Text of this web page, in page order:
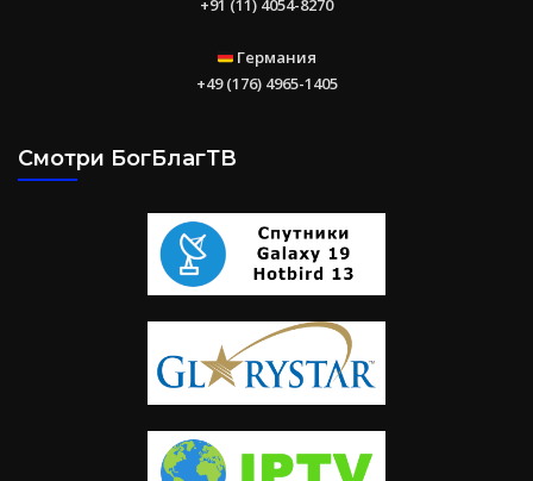
+91 (11) 4054-8270
Германия
+49 (176) 4965-1405
Смотри БогБлагТВ